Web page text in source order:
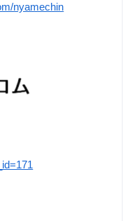
nyamechin